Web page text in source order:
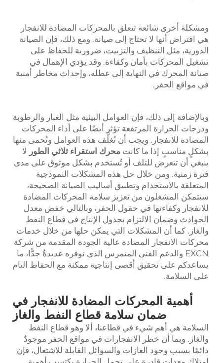
ومشكلة أخرى شائعة تتعلق بالمحركات المضادة للانفجار
هي افتراض أنها لا تحتاج إلى صيانة. ومع ذلك، فإن الصيانة
الدورية، مثل التنظيف والتزييت، ضرورية للحفاظ على
تشغيل المحركات بأمان وكفاءة. وقد يؤدي الإهمال في
صيانة المحرك في النهاية إلى عطله، وإحداث مخاطر أمنية
في مواقع الحفر.
وبالإضافة إلى ذلك، فإن العوامل البيئية مثل الغبار والرطوبة
ودرجات الحرارة المرتفعة تؤثر أيضًا على أداء المحركات
المضادة للانفجار. ويجب أن تُغلَّف هذه العوامل وتُحمى منها
بشكلٍ مناسبٍ إذا ما كانت محرك استقراء ثلاثي الطور لا
ينبغي أن تتعرض للتلف أو تُستخدم بشكل موثوق على مدى
فترة زمنية. ومن خلال حل هذه المشكلات النموذجية
المتعلقة بالاستخدام وتطبيق أساليب الصيانة الصحيحة،
سيتمكن المشغلون من تعزيز سلامة المحركات المضادة
للانفجار وكفاءتها في حقول الحفر، وبالتالي خفض معدل
الحوادث وضمان الالتزام بجدول الإنتاج في قطاع النفط
والغاز. كما أن المشكلات التي يمكن حلها من خلال خدمات
محركات الانفجار المضادة عالية الجودة المقدمة من شركة
EXCN والدعم الفني المتمرس الذي توفره عديدةٌ جدًّا، ما
يساعدكم على تحقيق أقصى إنتاجية ممكنة مع الحفاظ التام
على السلامة.
أهمية المحركات المضادة للانفجار في
ضمان سلامة قطاع النفط والغاز
السلامة هي أهم شيء في قطاعنا، ألا وهو قطاع النفط
والغاز. وبما أن خطر الانفجارات في مواقع الحفر موجودٌ
دائمًا بسبب وجود الغازات والسوائل القابلة للاشتعال، فإن